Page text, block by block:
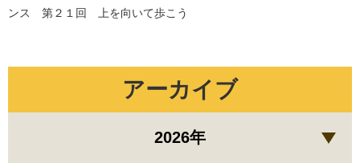
ンス 第２１回 上を向いて歩こう
アーカイブ
2026年